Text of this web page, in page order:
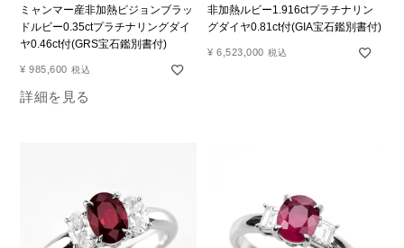
ミャンマー産非加熱ピジョンブラッ
ドルビー0.35ctプラチナリングダイ
ヤ0.46ct付(GRS宝石鑑別書付)
¥ 985,600 税込
詳細を見る
非加熱ルビー1.916ctプラチナリン
グダイヤ0.81ct付(GIA宝石鑑別書付)
¥ 6,523,000 税込